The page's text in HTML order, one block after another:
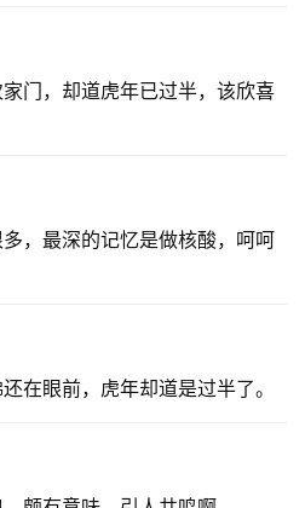
门，却道虎年已过半，该欣喜
，最深的记忆是做核酸，呵呵
在眼前，虎年却道是过半了。